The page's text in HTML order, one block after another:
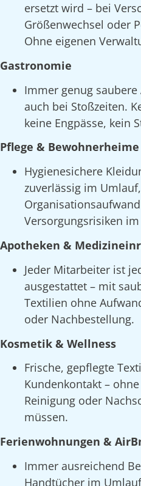
ersetzt wird – bei
Größenwechsel oder
Ohne eigenen
Gastronomie
Immer genug
auch bei Stoßzeiten.
keine Engpässe, kein
Pflege & Bewohnerheime
Hygienesichere
zuverlässig im
Versorgungsrisiken
Apotheken &
Jeder Mitarbeiter ist
ausgestattet – mit
Textilien ohne
oder Nachbestellung.
Kosmetik & Wellness
Frische, gepflegte
Kundenkontakt –
Reinigung oder
müssen.
Ferienwohnungen &
Immer ausreichend
Handtücher im